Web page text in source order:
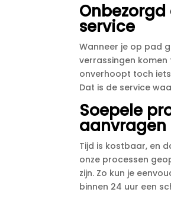
service
Wanneer je op pad
verrassingen
onverhoopt toch
Dat is de service
Soepele
aanvragen
Tijd is kostbaar, en
onze processen
zijn.​ Zo kun je
binnen 24 uur een